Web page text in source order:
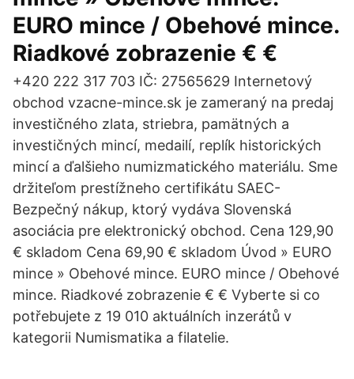
EURO mince / Obehové mince.
Riadkové zobrazenie € €
+420 222 317 703 IČ: 27565629 Internetový
obchod vzacne-mince.sk je zameraný na predaj
investičného zlata, striebra, pamätných a
investičných mincí, medailí, replík historických
mincí a ďalšieho numizmatického materiálu. Sme
držiteľom prestížneho certifikátu SAEC-
Bezpečný nákup, ktorý vydáva Slovenská
asociácia pre elektronický obchod. Cena 129,90
€ skladom Cena 69,90 € skladom Úvod » EURO
mince » Obehové mince. EURO mince / Obehové
mince. Riadkové zobrazenie € € Vyberte si co
potřebujete z 19 010 aktuálních inzerátů v
kategorii Numismatika a filatelie.